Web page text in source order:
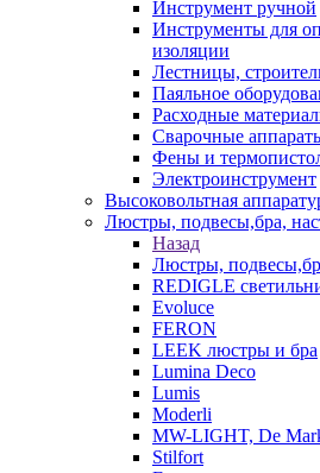
Инструмент ручной
Инструменты для
изоляции
Лестницы,
Паяльное
Расходные
Сварочные
Фены и
Электроинструмент
Высоковольтная
Люстры, подвесы,бра,
Назад
Люстры,
REDIGLE
Evoluce
FERON
LEEK люстры и бра
Lumina Deco
Lumis
Moderli
MW-LIGHT, De
Stilfort